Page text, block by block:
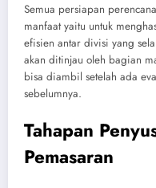
Semua persiapan
manfaat yaitu untuk
efisien antar divisi yang
akan ditinjau oleh bagian
bisa diambil setelah ada
sebelumnya.
Tahapan
Pemasaran